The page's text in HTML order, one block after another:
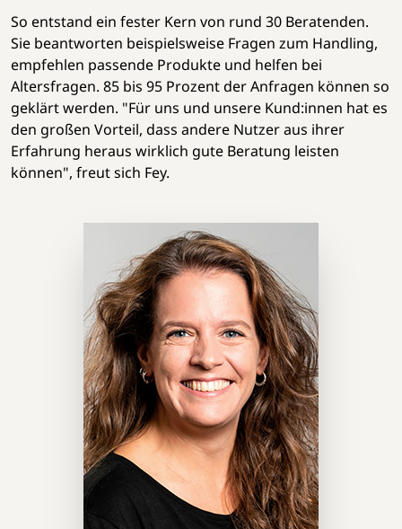
So entstand ein fester Kern von rund 30 Beratenden.
Sie beantworten beispielsweise Fragen zum Handling,
empfehlen passende Produkte und helfen bei
Altersfragen. 85 bis 95 Prozent der Anfragen können so
geklärt werden. "Für uns und unsere Kund:innen hat es
den großen Vorteil, dass andere Nutzer aus ihrer
Erfahrung heraus wirklich gute Beratung leisten
können", freut sich Fey.